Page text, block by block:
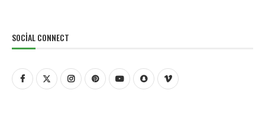
SOCIAL CONNECT